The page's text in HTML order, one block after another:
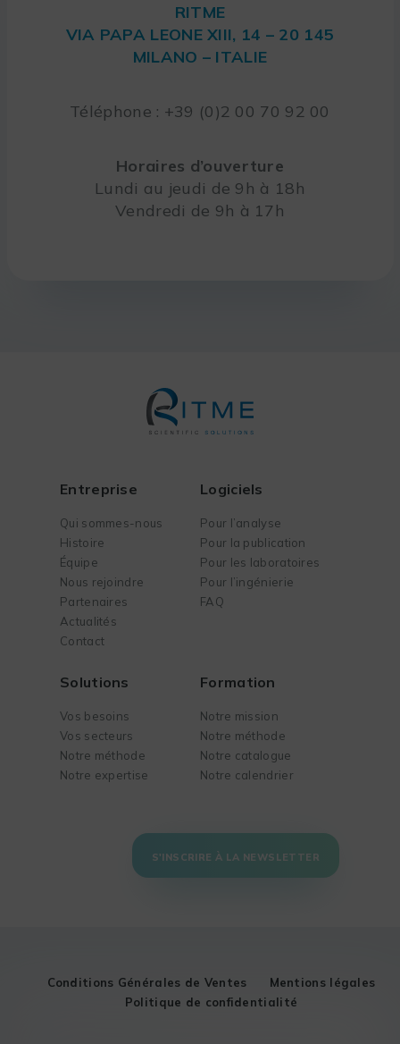
RITME
VIA PAPA LEONE XIII, 14 – 20 145
MILANO – ITALIE
Téléphone : +39 (0)2 00 70 92 00
Horaires d’ouverture
Lundi au jeudi de 9h à 18h
Vendredi de 9h à 17h
Entreprise
Qui sommes-nous
Histoire
Équipe
Nous rejoindre
Partenaires
Actualités
Contact
Logiciels
Pour l’analyse
Pour la publication
Pour les laboratoires
Pour l’ingénierie
FAQ
Solutions
Vos besoins
Vos secteurs
Notre méthode
Notre expertise
Formation
Notre mission
Notre méthode
Notre catalogue
Notre calendrier
S'INSCRIRE À LA NEWSLETTER
Conditions Générales de Ventes
Mentions légales
Politique de confidentialité